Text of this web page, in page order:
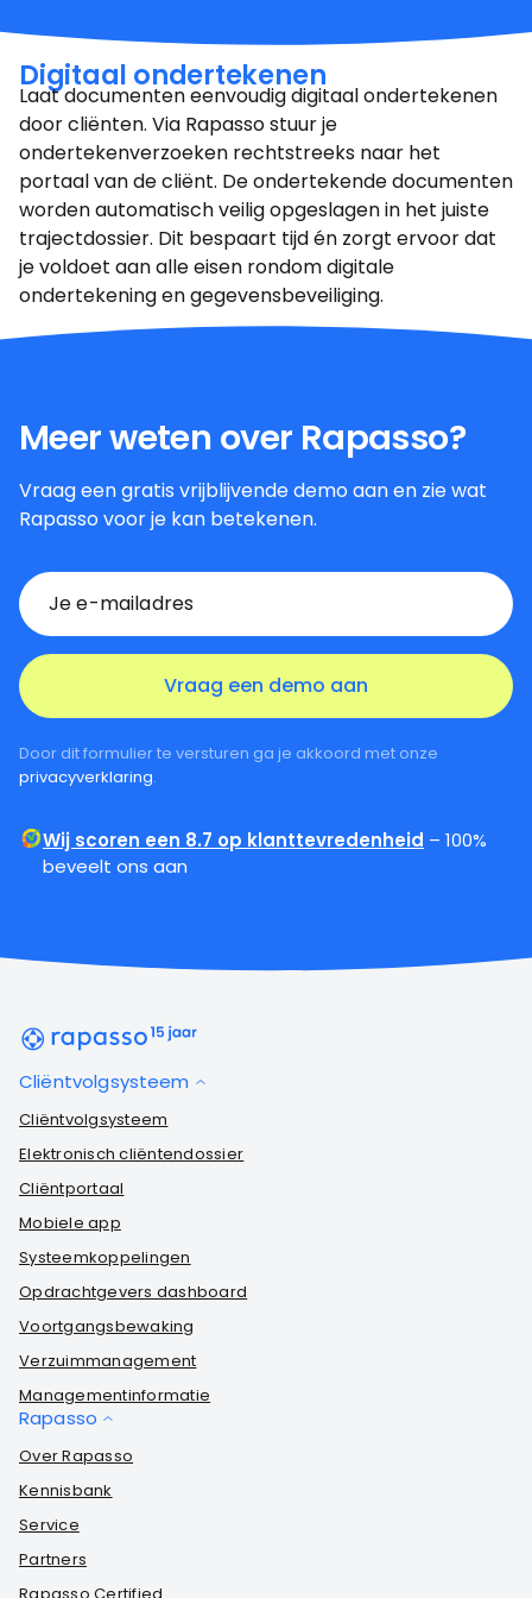
Digitaal ondertekenen
Laat documenten eenvoudig digitaal ondertekenen
door cliënten. Via Rapasso stuur je
ondertekenverzoeken rechtstreeks naar het
portaal van de cliënt. De ondertekende documenten
worden automatisch veilig opgeslagen in het juiste
trajectdossier. Dit bespaart tijd én zorgt ervoor dat
je voldoet aan alle eisen rondom digitale
ondertekening en gegevensbeveiliging.
Meer weten over Rapasso?
Vraag een gratis vrijblijvende demo aan en zie wat
Rapasso voor je kan betekenen.
Door dit formulier te versturen ga je akkoord met onze
privacyverklaring.
Wij scoren een 8.7 op klanttevredenheid – 100%
beveelt ons aan
Cliëntvolgsysteem
Cliëntvolgsysteem
Elektronisch cliëntendossier
Cliëntportaal
Mobiele app
Systeemkoppelingen
Opdrachtgevers dashboard
Voortgangsbewaking
Verzuimmanagement
Managementinformatie
Rapasso
Over Rapasso
Kennisbank
Service
Partners
Rapasso Certified